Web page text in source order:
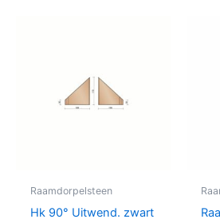
Raamdorpelsteen
Hk 90° Uitwend. zwart